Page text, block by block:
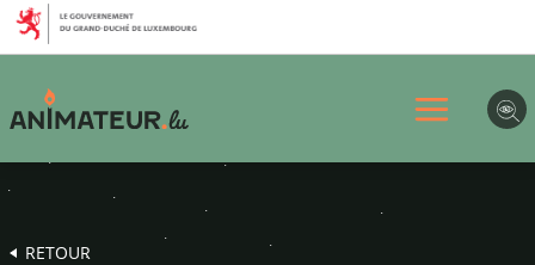
Aller
au
menu
principal
Aller
au
contenu
Aller
au
pied
page
RETOUR